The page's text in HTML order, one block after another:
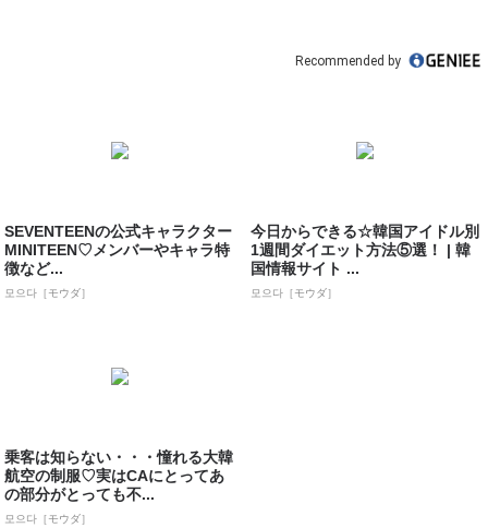
Recommended by
SEVENTEENの公式キャラクター
MINITEEN♡メンバーやキャラ特
徴など...
모으다［モウダ］
今日からできる☆韓国アイドル別
1週間ダイエット方法⑤選！ | 韓
国情報サイト ...
모으다［モウダ］
乗客は知らない・・・憧れる大韓
航空の制服♡実はCAにとってあ
の部分がとっても不...
모으다［モウダ］